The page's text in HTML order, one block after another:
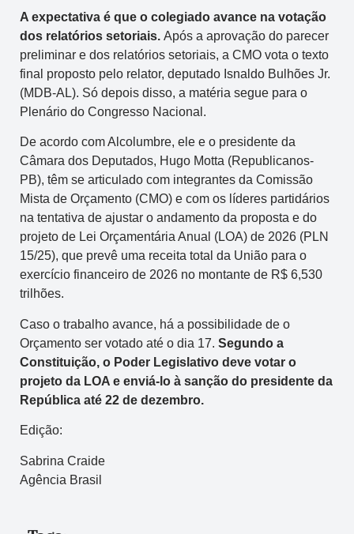
A expectativa é que o colegiado avance na votação
dos relatórios setoriais. Após a aprovação do parecer
preliminar e dos relatórios setoriais, a CMO vota o texto
final proposto pelo relator, deputado Isnaldo Bulhões Jr.
(MDB-AL). Só depois disso, a matéria segue para o
Plenário do Congresso Nacional.
De acordo com Alcolumbre, ele e o presidente da
Câmara dos Deputados, Hugo Motta (Republicanos-
PB), têm se articulado com integrantes da Comissão
Mista de Orçamento (CMO) e com os líderes partidários
na tentativa de ajustar o andamento da proposta e do
projeto de Lei Orçamentária Anual (LOA) de 2026 (PLN
15/25), que prevê uma receita total da União para o
exercício financeiro de 2026 no montante de R$ 6,530
trilhões.
Caso o trabalho avance, há a possibilidade de o
Orçamento ser votado até o dia 17. Segundo a
Constituição, o Poder Legislativo deve votar o
projeto da LOA e enviá-lo à sanção do presidente da
República até 22 de dezembro.
Edição:
Sabrina Craide
Agência Brasil